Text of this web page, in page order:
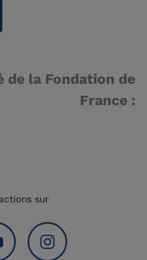
la Fondation de
France :
sur